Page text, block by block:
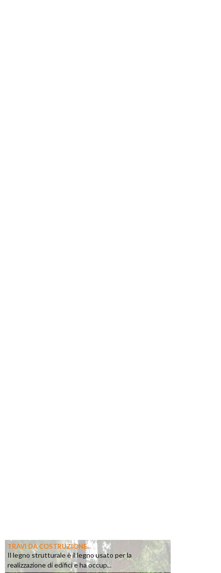
TRAVI DA COSTRUZIONE
Il legno strutturale è il legno usato per la
realizzazione di edifici e ha occup...